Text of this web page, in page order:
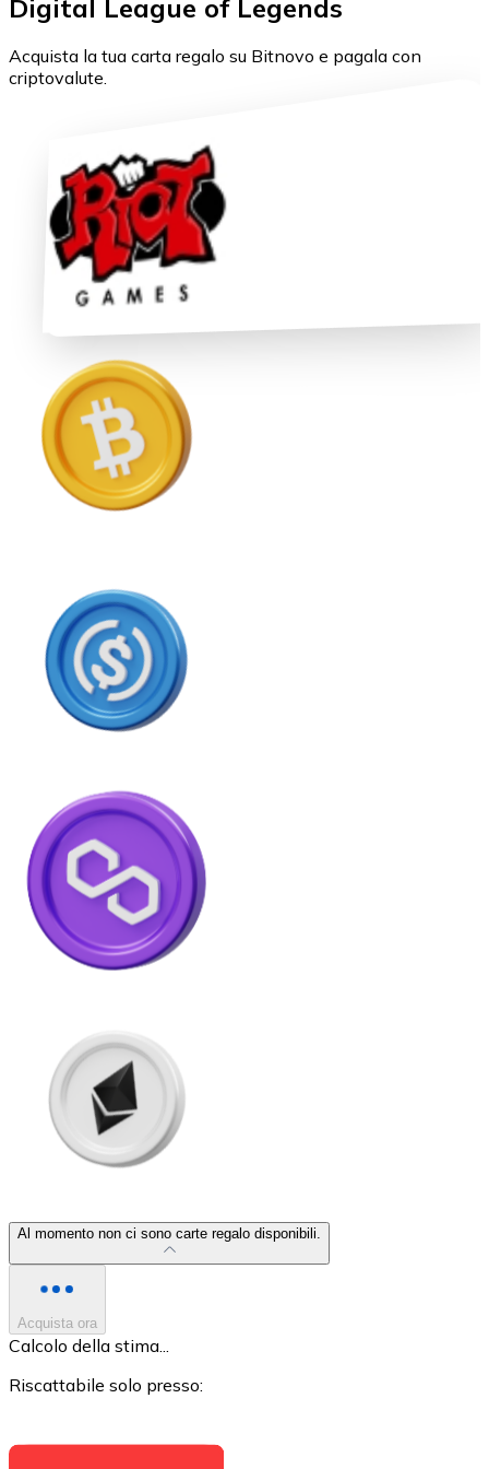
USD Coin
USDC
Litecoin
XRP
Buoni cripto
Digital League of Legends
Acquista la tua carta regalo su Bitnovo e pagala con
criptovalute.
Al momento non ci sono carte regalo disponibili.
Acquista ora
Calcolo della stima...
Riscattabile solo presso: